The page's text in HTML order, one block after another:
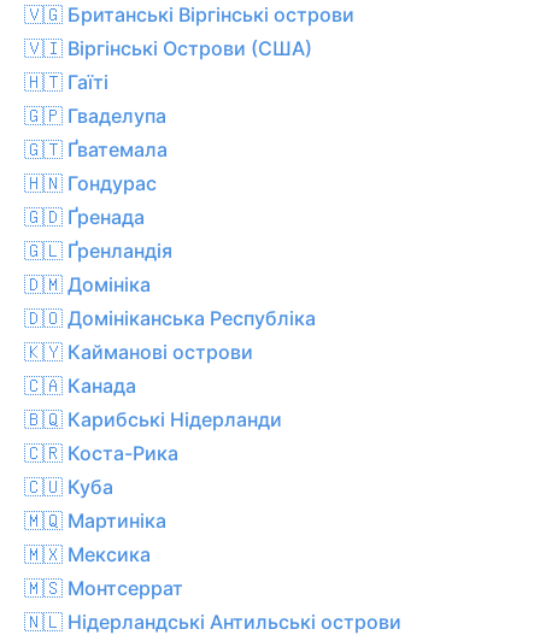
🇻🇬 Британські Віргінські острови
🇻🇮 Віргінські Острови (США)
🇭🇹 Гаїті
🇬🇵 Гваделупа
🇬🇹 Ґватемала
🇭🇳 Гондурас
🇬🇩 Ґренада
🇬🇱 Ґренландія
🇩🇲 Домініка
🇩🇴 Домініканська Республіка
🇰🇾 Кайманові острови
🇨🇦 Канада
🇧🇶 Карибські Нідерланди
🇨🇷 Коста-Рика
🇨🇺 Куба
🇲🇶 Мартиніка
🇲🇽 Мексика
🇲🇸 Монтсеррат
🇳🇱 Нідерландські Антильські острови